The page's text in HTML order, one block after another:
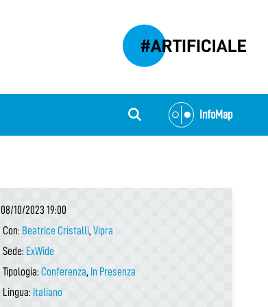
InfoMap
08/10/2023 19:00
Con: Beatrice Cristalli, Vipra
Sede: ExWide
Tipologia: Conferenza, In Presenza
Lingua: Italiano